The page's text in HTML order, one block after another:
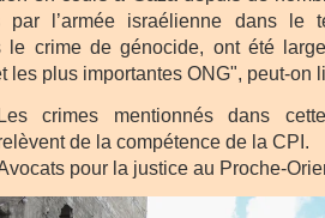
par l’armée israélienne dans le
le crime de génocide, ont été
les plus importantes ONG", peut-on
crimes mentionnés dans
de la compétence de la CPI.
pour la justice au Proche-